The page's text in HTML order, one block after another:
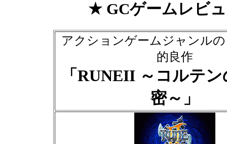
★ GCゲームレビ
アクションゲームジャンル
的良作
「RUNEII ～コルテ
密～」